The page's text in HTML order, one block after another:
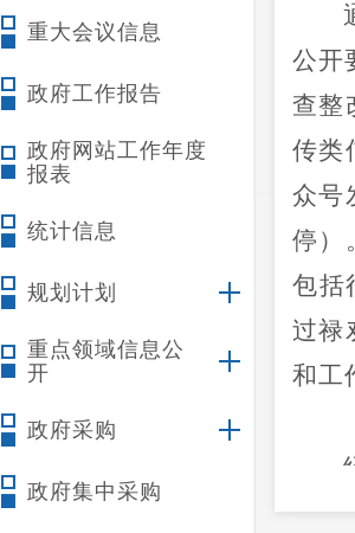
重大会议信息
政府工作报告
政府网站工作年度
报表
统计信息
规划计划
重点领域信息公
开
政府采购
政府集中采购
公开
查整
传类
众号
停）
包括
过禄
和工
网上